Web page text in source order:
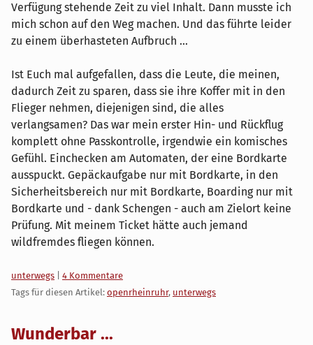
Verfügung stehende Zeit zu viel Inhalt. Dann musste ich
mich schon auf den Weg machen. Und das führte leider
zu einem überhasteten Aufbruch ...
Ist Euch mal aufgefallen, dass die Leute, die meinen,
dadurch Zeit zu sparen, dass sie ihre Koffer mit in den
Flieger nehmen, diejenigen sind, die alles
verlangsamen? Das war mein erster Hin- und Rückflug
komplett ohne Passkontrolle, irgendwie ein komisches
Gefühl. Einchecken am Automaten, der eine Bordkarte
ausspuckt. Gepäckaufgabe nur mit Bordkarte, in den
Sicherheitsbereich nur mit Bordkarte, Boarding nur mit
Bordkarte und - dank Schengen - auch am Zielort keine
Prüfung. Mit meinem Ticket hätte auch jemand
wildfremdes fliegen können.
Kategorien:
unterwegs
4 Kommentare
Tags für diesen Artikel: openrheinruhr, unterwegs
Wunderbar ...